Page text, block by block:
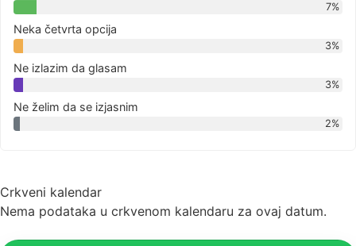
7%
Neka četvrta opcija
3%
Ne izlazim da glasam
3%
Ne želim da se izjasnim
2%
Crkveni kalendar
Nema podataka u crkvenom kalendaru za ovaj datum.